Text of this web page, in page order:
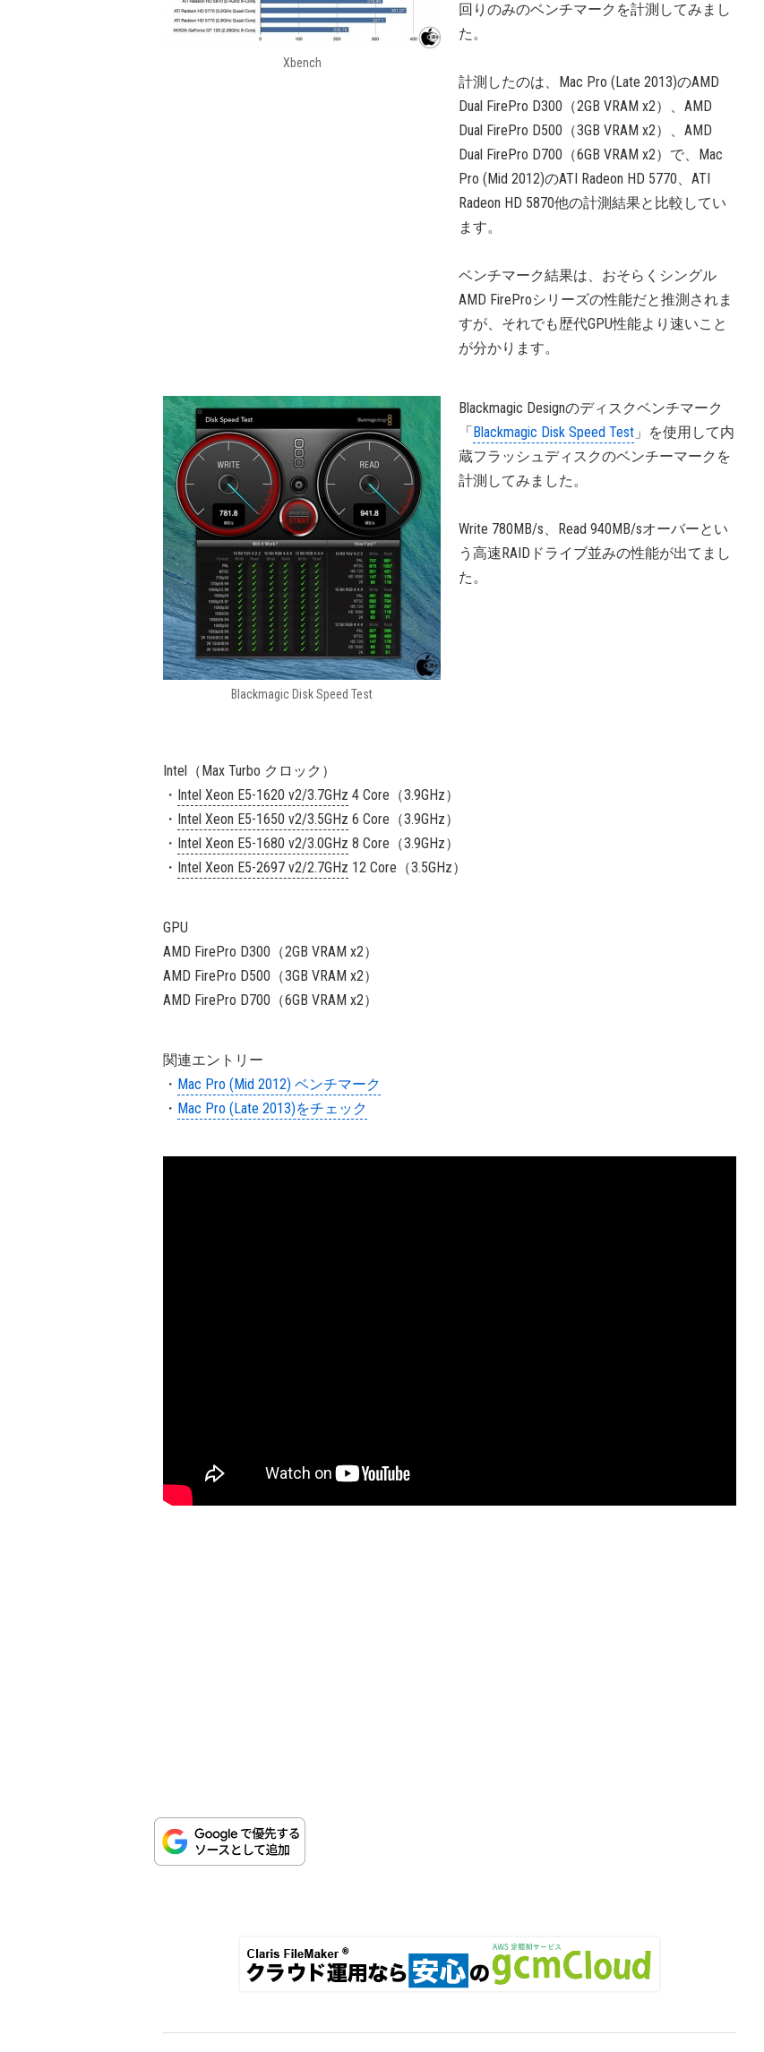
Xbench
回りのみのベンチマークを計測してみまし
た。
計測したのは、Mac Pro (Late 2013)のAMD
Dual FirePro D300（2GB VRAM x2）、AMD
Dual FirePro D500（3GB VRAM x2）、AMD
Dual FirePro D700（6GB VRAM x2）で、Mac
Pro (Mid 2012)のATI Radeon HD 5770、ATI
Radeon HD 5870他の計測結果と比較してい
ます。
ベンチマーク結果は、おそらくシングル
AMD FireProシリーズの性能だと推測されま
すが、それでも歴代GPU性能より速いこと
が分かります。
Blackmagic Disk Speed Test
Blackmagic Designのディスクベンチマーク
「Blackmagic Disk Speed Test 」を使用して内
蔵フラッシュディスクのベンチーマークを
計測してみました。
Write 780MB/s、Read 940MB/sオーバーとい
う高速RAIDドライブ並みの性能が出てまし
た。
Intel（Max Turbo クロック）
・ Intel Xeon E5-1620 v2/3.7GHz 4 Core（3.9GHz）
・ Intel Xeon E5-1650 v2/3.5GHz 6 Core（3.9GHz）
・ Intel Xeon E5-1680 v2/3.0GHz 8 Core（3.9GHz）
・ Intel Xeon E5-2697 v2/2.7GHz 12 Core（3.5GHz）
GPU
AMD FirePro D300（2GB VRAM x2）
AMD FirePro D500（3GB VRAM x2）
AMD FirePro D700（6GB VRAM x2）
関連エントリー
・ Mac Pro (Mid 2012) ベンチマーク
・ Mac Pro (Late 2013)をチェック